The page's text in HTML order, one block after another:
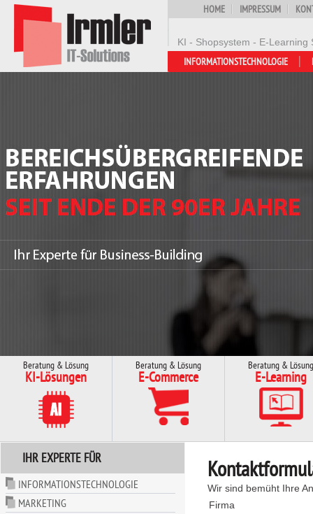
KI - Shopsystem - E-
HOME IMPRESSUM
INFORMATIONSTECHNOLOGIE
Beratung & Lösung
KI-Lösungen
Beratung & Lösung
E-Commerce
Beratung & Lösung
E-Learning
IHR EXPERTE FÜR
INFORMATIONSTECHNOLOGIE
MARKETING
Wir sind bemüht Ihre
Firma